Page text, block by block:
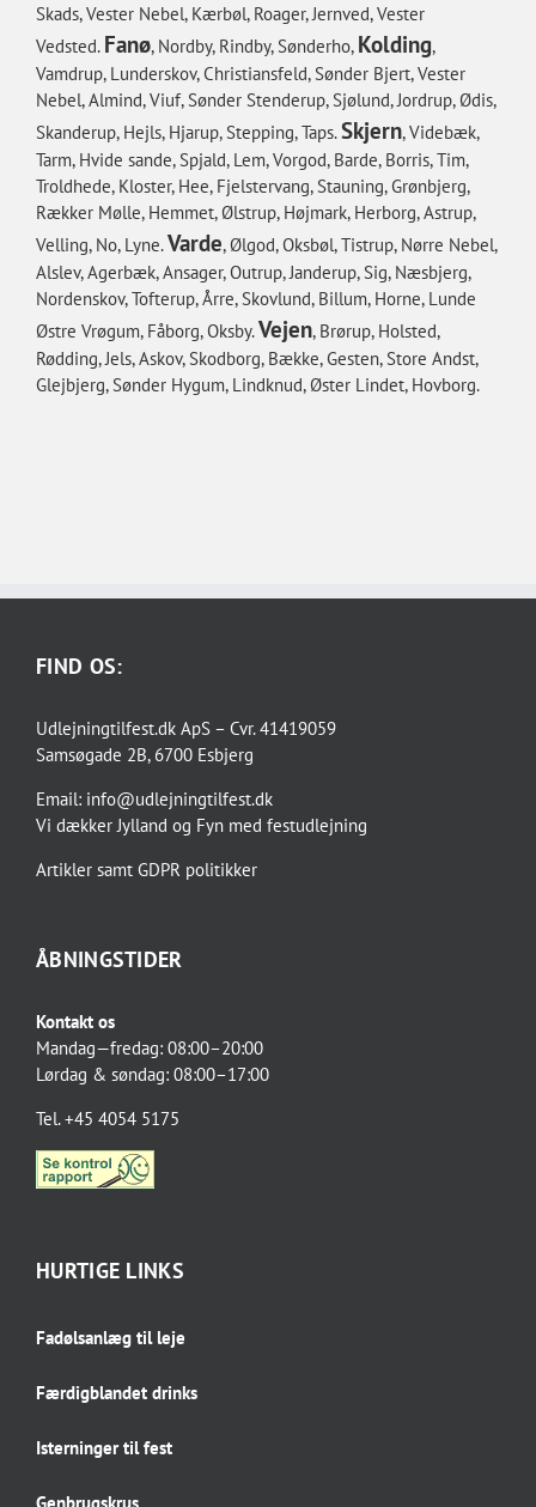
Skads, Vester Nebel, Kærbøl, Roager, Jernved, Vester
Vedsted. Fanø, Nordby, Rindby, Sønderho, Kolding,
Vamdrup, Lunderskov, Christiansfeld, Sønder Bjert, Vester
Nebel, Almind, Viuf, Sønder Stenderup, Sjølund, Jordrup, Ødis,
Skanderup, Hejls, Hjarup, Stepping, Taps.Skjern, Videbæk,
Tarm, Hvide sande, Spjald, Lem, Vorgod, Barde, Borris, Tim,
Troldhede, Kloster, Hee, Fjelstervang, Stauning, Grønbjerg,
Rækker Mølle, Hemmet, Ølstrup, Højmark, Herborg, Astrup,
Velling, No, Lyne.Varde, Ølgod, Oksbøl, Tistrup, Nørre Nebel,
Alslev, Agerbæk, Ansager, Outrup, Janderup, Sig, Næsbjerg,
Nordenskov, Tofterup, Årre, Skovlund, Billum, Horne, Lunde
Østre Vrøgum, Fåborg, Oksby.Vejen, Brørup, Holsted,
Rødding, Jels, Askov, Skodborg, Bække, Gesten, Store Andst,
Glejbjerg, Sønder Hygum, Lindknud, Øster Lindet, Hovborg.
FIND OS:
Udlejningtilfest.dk ApS – Cvr. 41419059
Samsøgade 2B, 6700 Esbjerg
Email: info@udlejningtilfest.dk
Vi dækker Jylland og Fyn med festudlejning
Artikler samt GDPR politikker
ÅBNINGSTIDER
Kontakt os
Mandag—fredag: 08:00–20:00
Lørdag & søndag: 08:00–17:00
Tel. +45 4054 5175
HURTIGE LINKS
Fadølsanlæg til leje
Færdigblandet drinks
Isterninger til fest
Genbrugskrus